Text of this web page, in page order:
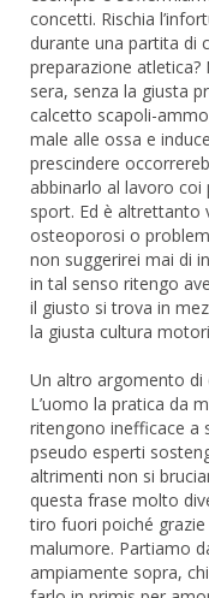
concetti. Rischia
durante una partita di
preparazione atletica?
sera, senza la giusta
calcetto scapoli-
male alle ossa e
prescindere
abbinarlo al lavoro coi
sport. Ed è altrettanto
osteoporosi o
non suggerirei mai di
in tal senso ritengo
il giusto si trova in
la giusta cultura
Un altro argomento di
L’uomo la pratica da
ritengono inefficace a
pseudo esperti
altrimenti non si
questa frase molto
tiro fuori poiché
malumore. Partiamo
ampiamente sopra,